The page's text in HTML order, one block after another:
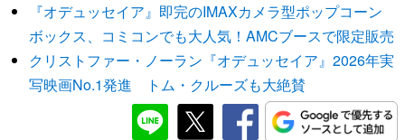
『オデュッセイア』即完のIMAXカメラ型ポップコーン
ボックス、コミコンでも大人気！AMCブースで限定販売
クリストファー・ノーラン『オデュッセイア』2026年実
写映画No.1発進 トム・クルーズも大絶賛